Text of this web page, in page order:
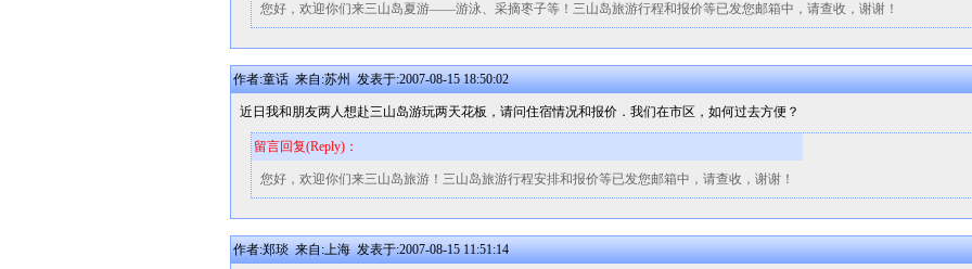
您好，欢迎你们来三山岛夏游——游泳、采摘枣子等！三山岛旅游行程和报价等已发您邮箱中，请查收，谢谢！
作者:童话 来自:苏州 发表于:2007-08-15 18:50:02
近日我和朋友两人想赴三山岛游玩两天花板，请问住宿情况和报价．我们在市区，如何过去方便？
留言回复(Reply)：
您好，欢迎你们来三山岛旅游！三山岛旅游行程安排和报价等已发您邮箱中，请查收，谢谢！
作者:郑琰 来自:上海 发表于:2007-08-15 11:51:14